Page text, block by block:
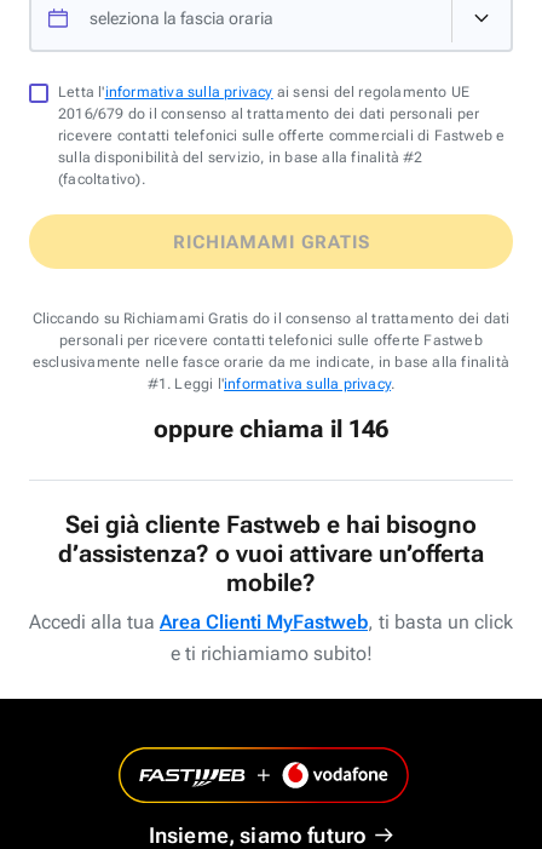
seleziona la fascia oraria
Letta l'informativa sulla privacy ai sensi del regolamento UE
2016/679 do il consenso al trattamento dei dati personali per
ricevere contatti telefonici sulle offerte commerciali di Fastweb e
sulla disponibilità del servizio, in base alla finalità #2
(facoltativo).
RICHIAMAMI GRATIS
Cliccando su Richiamami Gratis do il consenso al trattamento dei dati
personali per ricevere contatti telefonici sulle offerte Fastweb
esclusivamente nelle fasce orarie da me indicate, in base alla finalità
#1. Leggi l'informativa sulla privacy.
oppure chiama il 146
Sei già cliente Fastweb e hai bisogno
d’assistenza? o vuoi attivare un’offerta
mobile?
Accedi alla tua Area Clienti MyFastweb, ti basta un click
e ti richiamiamo subito!
Insieme, siamo futuro